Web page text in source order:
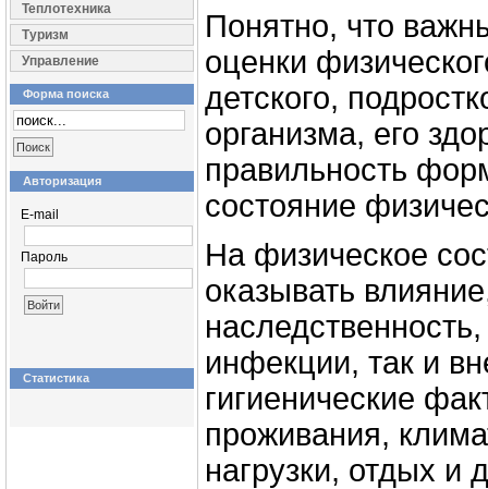
Теплотехника
Туризм
Управление
Форма поиска
Авторизация
E-mail
Пароль
Статистика
Понятно, что
оценки
детского,
организма, его
правильность
состояние
На физическое
оказывать
инфекции, так и
гигиенические
проживания,
нагрузки, отдых и